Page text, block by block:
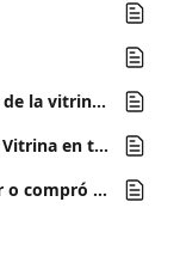
¿Cómo publicitar un evento/contenido de la vitrina por medio de los correos masivos?
¿Cómo hacer visibles tus eventos de la Vitrina en tu perfil?
Cómo ver quién se inscribió en tu taller o compró tu contenido